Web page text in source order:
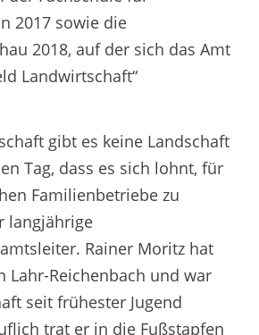
2017 sowie die
2018, auf der sich das Amt
Landwirtschaft“
gibt es keine Landschaft
Tag, dass es sich lohnt, für
Familienbetriebe zu
langjährige
Rainer Moritz hat
Lahr-Reichenbach und war
seit frühester Jugend
trat er in die Fußstapfen